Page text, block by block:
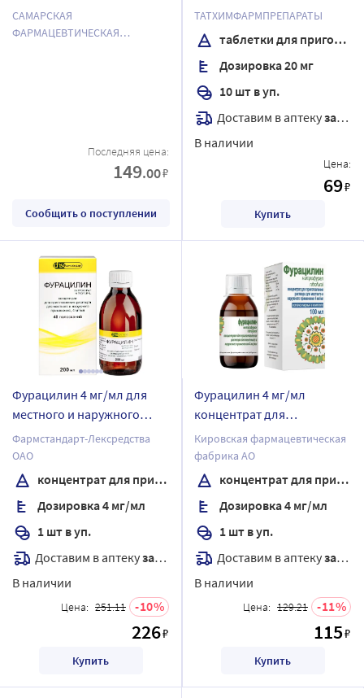
(АНТИСЕПТИК) N20 ПАК
САМАРСКАЯ
ФАРМАЦЕВТИЧЕСКАЯ
Последняя цена:
149.00₽
Сообщить о поступлении
приготовления раствора
для местного и наружного
применения
ТАТХИМФАРМПРЕПАРАТЫ
таблетки для приготовления раствора
Дозировка 20 мг
10 шт в уп.
Доставим в аптекузавтра
В наличии
Цена:
69₽
Купить
Фурацилин 4 мг/мл для
местного и наружного
применения концентрат
для приготовления
раствора флакон 1 шт. 200
мл
Фармстандарт-Лексредства
ОАО
концентрат для приготовления раствора
Дозировка 4 мг/мл
1 шт в уп.
Доставим в аптекузавтра
В наличии
Цена: 251.11 10
226₽
Купить
Фурацилин 4 мг/мл
концентрат для
приготовления раствора
для местного и наружного
применения флакон 1 шт.
100 мл+мерный стаканчик
Кировская фармацевтическая
фабрика АО
концентрат для приготовления раствора
Дозировка 4 мг/мл
1 шт в уп.
Доставим в аптекузавтра
В наличии
Цена: 129.21 11
115₽
Купить